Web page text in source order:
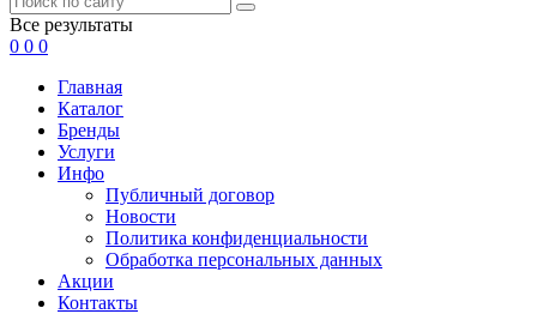
Все результаты
0 0 0
Главная
Каталог
Бренды
Услуги
Инфо
Публичный договор
Новости
Политика конфиденциальности
Обработка персональных данных
Акции
Контакты